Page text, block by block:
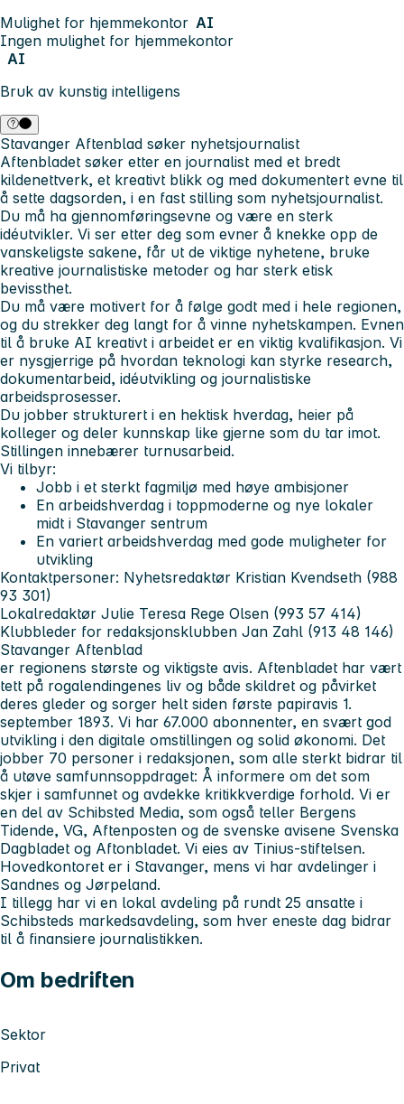
Mulighet for hjemmekontor AI
Ingen mulighet for hjemmekontor
AI
Bruk av kunstig intelligens
Stavanger Aftenblad søker nyhetsjournalist
Aftenbladet søker etter en journalist med et bredt
kildenettverk, et kreativt blikk og med dokumentert evne til
å sette dagsorden, i en fast stilling som nyhetsjournalist.
Du må ha gjennomføringsevne og være en sterk
idéutvikler. Vi ser etter deg som evner å knekke opp de
vanskeligste sakene, får ut de viktige nyhetene, bruke
kreative journalistiske metoder og har sterk etisk
bevissthet.
Du må være motivert for å følge godt med i hele regionen,
og du strekker deg langt for å vinne nyhetskampen. Evnen
til å bruke AI kreativt i arbeidet er en viktig kvalifikasjon. Vi
er nysgjerrige på hvordan teknologi kan styrke research,
dokumentarbeid, idéutvikling og journalistiske
arbeidsprosesser.
Du jobber strukturert i en hektisk hverdag, heier på
kolleger og deler kunnskap like gjerne som du tar imot.
Stillingen innebærer turnusarbeid.
Vi tilbyr:
Jobb i et sterkt fagmiljø med høye ambisjoner
En arbeidshverdag i toppmoderne og nye lokaler
midt i Stavanger sentrum
En variert arbeidshverdag med gode muligheter for
utvikling
Kontaktpersoner: Nyhetsredaktør Kristian Kvendseth (988
93 301)
Lokalredaktør Julie Teresa Rege Olsen (993 57 414)
Klubbleder for redaksjonsklubben Jan Zahl (913 48 146)
Stavanger Aftenblad
er regionens største og viktigste avis. Aftenbladet har vært
tett på rogalendingenes liv og både skildret og påvirket
deres gleder og sorger helt siden første papiravis 1.
september 1893. Vi har 67.000 abonnenter, en svært god
utvikling i den digitale omstillingen og solid økonomi. Det
jobber 70 personer i redaksjonen, som alle sterkt bidrar til
å utøve samfunnsoppdraget: Å informere om det som
skjer i samfunnet og avdekke kritikkverdige forhold. Vi er
en del av Schibsted Media, som også teller Bergens
Tidende, VG, Aftenposten og de svenske avisene Svenska
Dagbladet og Aftonbladet. Vi eies av Tinius-stiftelsen.
Hovedkontoret er i Stavanger, mens vi har avdelinger i
Sandnes og Jørpeland.
I tillegg har vi en lokal avdeling på rundt 25 ansatte i
Schibsteds markedsavdeling, som hver eneste dag bidrar
til å finansiere journalistikken.
Om bedriften
Sektor
Privat